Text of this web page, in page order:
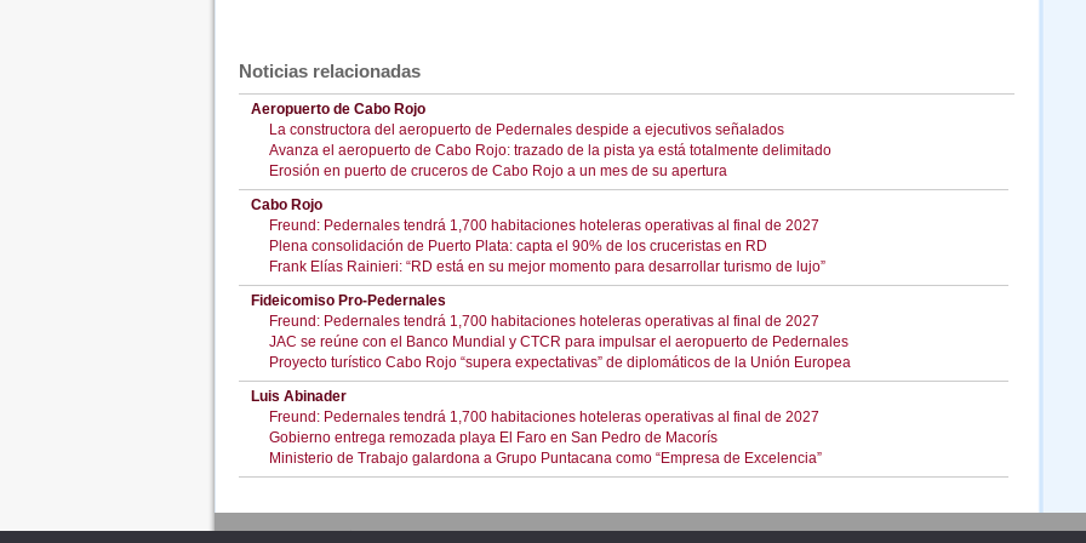
Noticias relacionadas
Aeropuerto de Cabo Rojo
La constructora del aeropuerto de Pedernales despide a ejecutivos señalados
Avanza el aeropuerto de Cabo Rojo: trazado de la pista ya está totalmente delimitado
Erosión en puerto de cruceros de Cabo Rojo a un mes de su apertura
Cabo Rojo
Freund: Pedernales tendrá 1,700 habitaciones hoteleras operativas al final de 2027
Plena consolidación de Puerto Plata: capta el 90% de los cruceristas en RD
Frank Elías Rainieri: “RD está en su mejor momento para desarrollar turismo de lujo”
Fideicomiso Pro-Pedernales
Freund: Pedernales tendrá 1,700 habitaciones hoteleras operativas al final de 2027
JAC se reúne con el Banco Mundial y CTCR para impulsar el aeropuerto de Pedernales
Proyecto turístico Cabo Rojo “supera expectativas” de diplomáticos de la Unión Europea
Luis Abinader
Freund: Pedernales tendrá 1,700 habitaciones hoteleras operativas al final de 2027
Gobierno entrega remozada playa El Faro en San Pedro de Macorís
Ministerio de Trabajo galardona a Grupo Puntacana como “Empresa de Excelencia”